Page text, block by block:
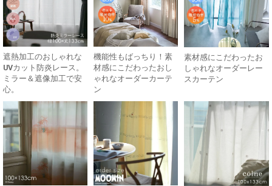
遮熱加工のおしゃれな
UVカット防炎レース。
ミラー＆遮像加工で安
心。
機能性もばっちり！素
材感にこだわったおし
ゃれなオーダーカーテ
ン
素材感にこだわったお
しゃれなオーダーレー
スカーテン